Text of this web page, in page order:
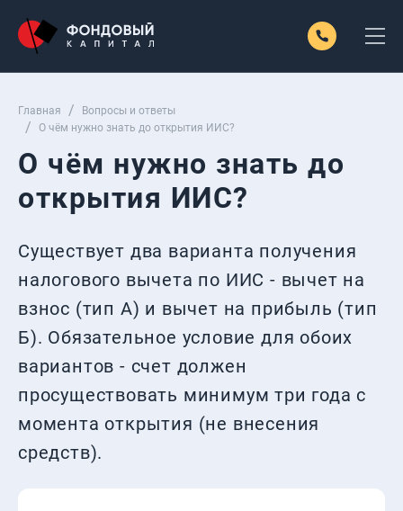
Главная
Вопросы и ответы
О чём нужно знать до открытия ИИС?
О чём нужно знать до
открытия ИИС?
Существует два варианта получения
налогового вычета по ИИС - вычет на
взнос (тип А) и вычет на прибыль (тип
Б). Обязательное условие для обоих
вариантов - счет должен
просуществовать минимум три года с
момента открытия (не внесения
средств).